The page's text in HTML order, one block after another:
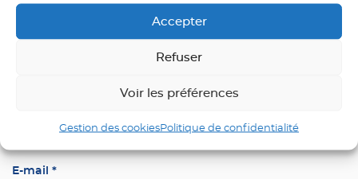
Accepter
Refuser
Voir les préférences
Gestion des cookiesPolitique de confidentialité
E-mail *